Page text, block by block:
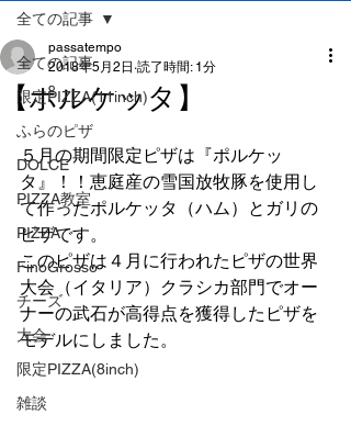
全ての記事
限定PIZZA(11inch)
ふらのピザ
DOLCE
PIZZA教室
PIZZA
FinoGrosso
チーズ
大会
限定PIZZA(8inch)
雑談
全ての記事
【ポルケッタ】
passatempo
2018年5月2日 読了時間: 1分
５月の期間限定ピザは『ポルケッ
タ』！！恵庭産の雪国放牧豚を使用し
て作ったポルケッタ（ハム）とガリの
ピザです。
このピザは４月に行われたピザの世界
大会（イタリア）クラシカ部門でオー
ナーの武石が高得点を獲得したピザを
モデルにしました。